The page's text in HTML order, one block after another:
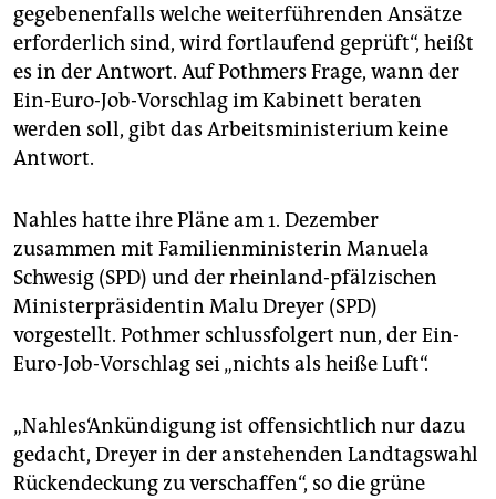
gegebenenfalls welche weiterführenden Ansätze
erforderlich sind, wird fortlaufend geprüft“, heißt
es in der Antwort. Auf Pothmers Frage, wann der
Ein-Euro-Job-Vorschlag im Kabinett beraten
werden soll, gibt das Arbeitsministerium keine
Antwort.
Nahles hatte ihre Pläne am 1. Dezember
zusammen mit Familienministerin Manuela
Schwesig (SPD) und der rheinland-pfälzischen
Ministerpräsidentin Malu Dreyer (SPD)
vorgestellt. Pothmer schlussfolgert nun, der Ein-
Euro-Job-Vorschlag sei „nichts als heiße Luft“.
„Nahles‘Ankündigung ist offensichtlich nur dazu
gedacht, Dreyer in der anstehenden Landtagswahl
Rückendeckung zu verschaffen“, so die grüne